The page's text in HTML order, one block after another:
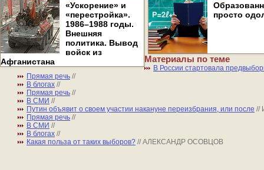
«Ускорение» и
«перестройка».
1986–1988 годы.
Внешняя
политика. Вывод
войск из
Афганистана
просто
Материалы по теме
В России стартовала
Прямая речь //
В блогах //
Прямая речь //
В СМИ //
Путин объявит о своем участии накануне переизбрания, или после //
Прямая речь //
В СМИ //
В блогах //
Какая польза от таких выборов? // АЛЕКСАНДР ОСОВЦОВ